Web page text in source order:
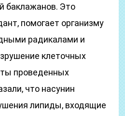
баклажанов. Это
помогает организму
радикалами и
клеточных
проведенных
что насунин
липиды, входящие